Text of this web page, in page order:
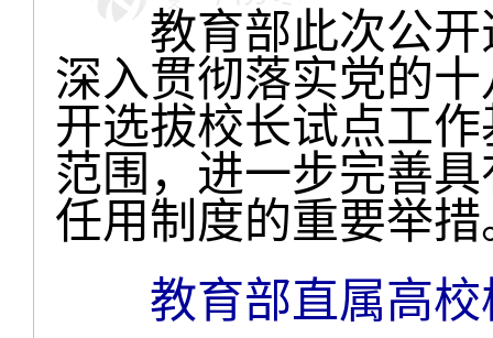
教育部此次公开
深入贯彻落实党的
开选拔校长试点工
范围，进一步完善
任用制度的重要举措
教育部直属高